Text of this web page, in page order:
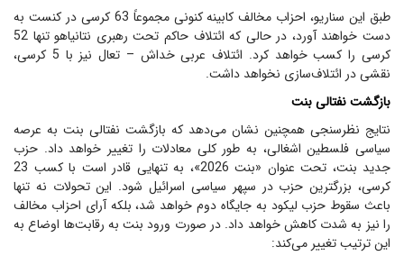
طبق این سناریو، احزاب مخالف کابینه کنونی مجموعاً 63 کرسی در کنست به
دست خواهند آورد، در حالی که ائتلاف حاکم تحت رهبری نتانیاهو تنها 52
کرسی را کسب خواهد کرد. ائتلاف عربی خداش – تعال نیز با 5 کرسی،
نقشی در ائتلاف‌سازی نخواهد داشت.
بازگشت نفتالی بنت
نتایج نظرسنجی همچنین نشان می‌دهد که بازگشت نفتالی بنت به عرصه
سیاسی فلسطین اشغالی، به طور کلی معادلات را تغییر خواهد داد. حزب
جدید بنت، تحت عنوان «بنت 2026»، به تنهایی قادر است با کسب 23
کرسی، بزرگترین حزب در سپهر سیاسی اسرائیل شود. این تحولات نه تنها
باعث سقوط حزب لیکود به جایگاه دوم خواهد شد، بلکه آرای احزاب مخالف
را نیز به شدت کاهش خواهد داد. در صورت ورود بنت به رقابت‌ها اوضاع به
این ترتیب تغییر می‌کند: